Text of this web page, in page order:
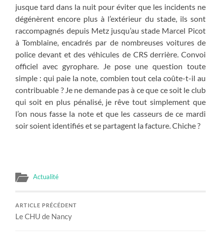
jusque tard dans la nuit pour éviter que les incidents ne
dégénèrent encore plus à l’extérieur du stade, ils sont
raccompagnés depuis Metz jusqu’au stade Marcel Picot
à Tomblaine, encadrés par de nombreuses voitures de
police devant et des véhicules de CRS derrière. Convoi
officiel avec gyrophare. Je pose une question toute
simple : qui paie la note, combien tout cela coûte-t-il au
contribuable ? Je ne demande pas à ce que ce soit le club
qui soit en plus pénalisé, je rêve tout simplement que
l’on nous fasse la note et que les casseurs de ce mardi
soir soient identifiés et se partagent la facture. Chiche ?
Actualité
ARTICLE PRÉCÉDENT
Le CHU de Nancy